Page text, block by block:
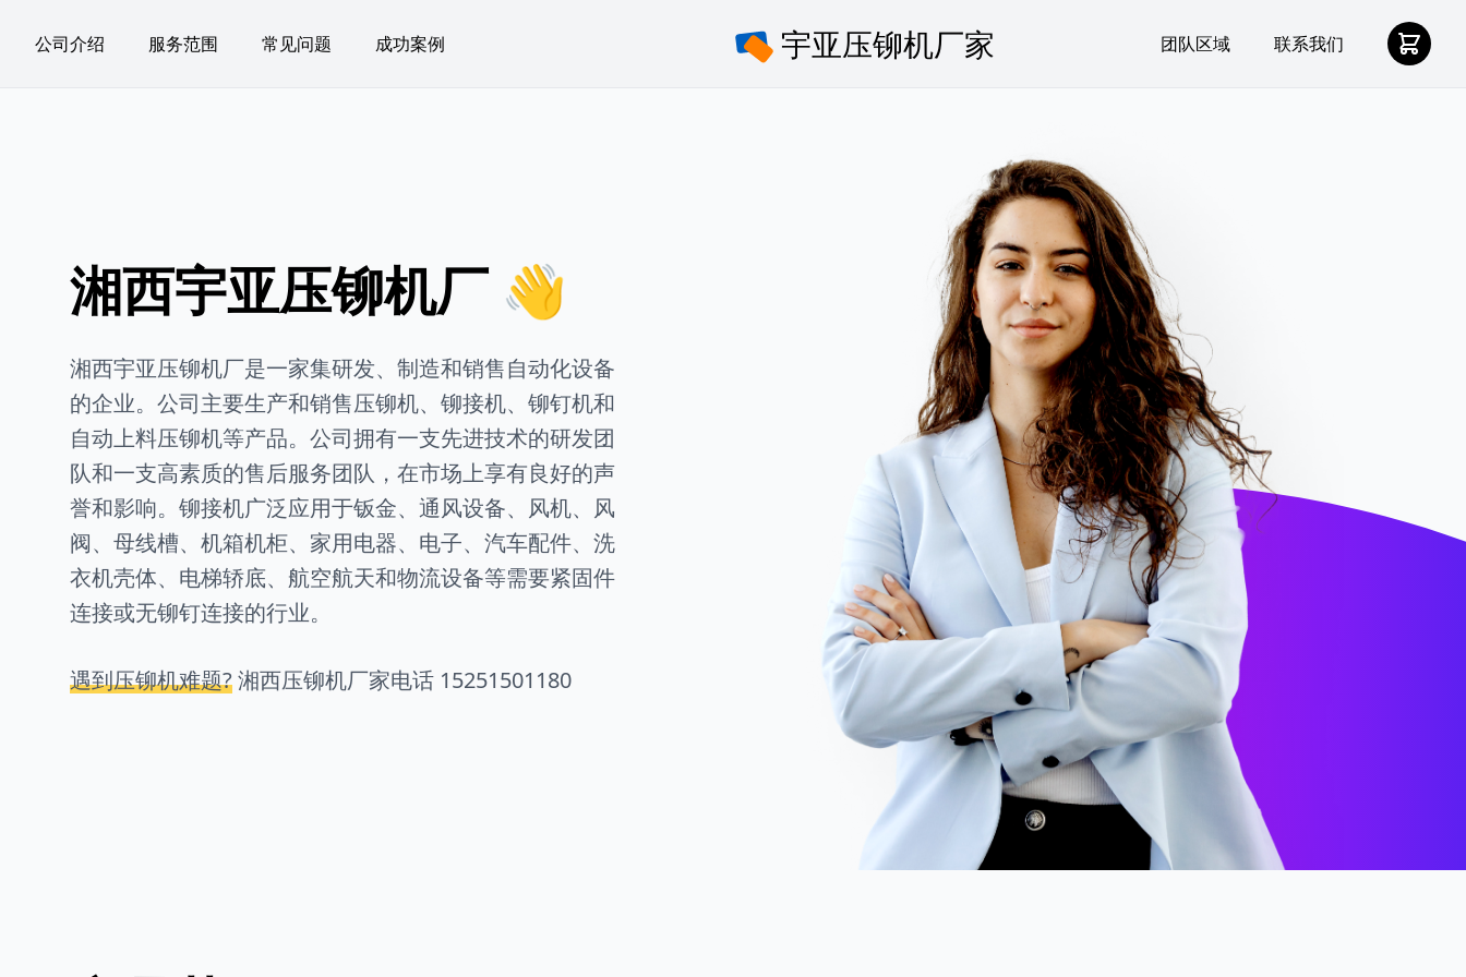
公司介绍 服务范围 常见问题 成功案例 团队区域 联系我们
湘西宇亚压铆机厂 👋
湘西宇亚压铆机厂是一家集研发、制造和销售自动化设备
的企业。公司主要生产和销售压铆机、铆接机、铆钉机和
自动上料压铆机等产品。公司拥有一支先进技术的研发团
队和一支高素质的售后服务团队，在市场上享有良好的声
誉和影响。铆接机广泛应用于钣金、通风设备、风机、风
阀、母线槽、机箱机柜、家用电器、电子、汽车配件、洗
衣机壳体、电梯轿底、航空航天和物流设备等需要紧固件
连接或无铆钉连接的行业。
遇到压铆机难题?湘西压铆机厂家电话 15251501180